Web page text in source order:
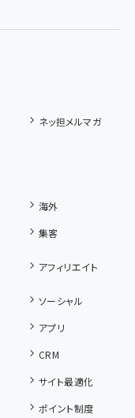
ネッ担メルマガ
海外
集客
アフィリエイト
ソーシャル
アプリ
CRM
サイト最適化
ポイント制度